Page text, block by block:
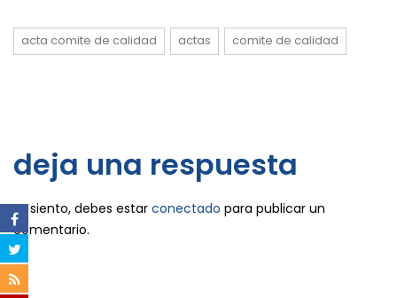
acta comite de calidad actas comite de calidad
deja una respuesta
Lo siento, debes estar conectado para publicar un
comentario.